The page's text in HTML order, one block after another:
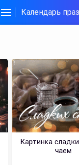
Календарь
Картинка
чаем